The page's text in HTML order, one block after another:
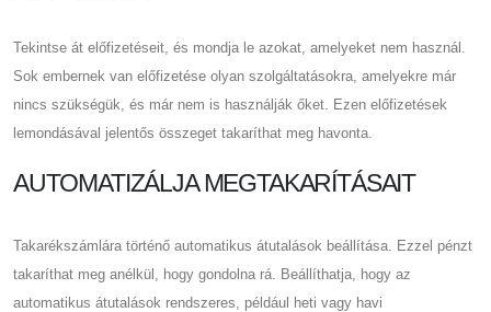
Tekintse át előfizetéseit, és mondja le azokat, amelyeket nem használ.
Sok embernek van előfizetése olyan szolgáltatásokra, amelyekre már
nincs szükségük, és már nem is használják őket. Ezen előfizetések
lemondásával jelentős összeget takaríthat meg havonta.
AUTOMATIZÁLJA MEGTAKARÍTÁSAIT
Takarékszámlára történő automatikus átutalások beállítása. Ezzel pénzt
takaríthat meg anélkül, hogy gondolna rá. Beállíthatja, hogy az
automatikus átutalások rendszeres, például heti vagy havi